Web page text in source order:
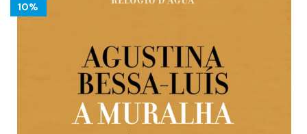
10%